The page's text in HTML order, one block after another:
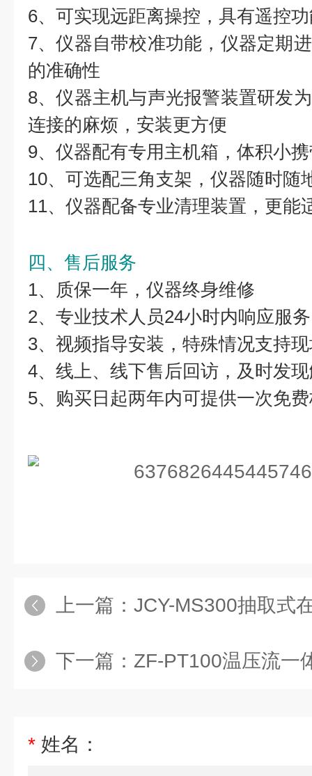
6、可实现远距离操控，具有遥控
7、仪器自带校准功能，仪器定期
的准确性
8、仪器主机与声光报警装置研发
连接的麻烦，安装更方便
9、仪器配有专用主机箱，体积小
10、可选配三角支架，仪器随时随
11、仪器配备专业清理装置，更能
四、售后服务
1、质保一年，仪器终身维修
2、专业技术人员24小时内响应服务
3、视频指导安装，特殊情况支持
4、线上、线下售后回访，及时发
5、购买日起两年内可提供一次免
上一篇： JCY-MS300抽取式
下一篇： ZF-PT100温压流一
* 姓名：